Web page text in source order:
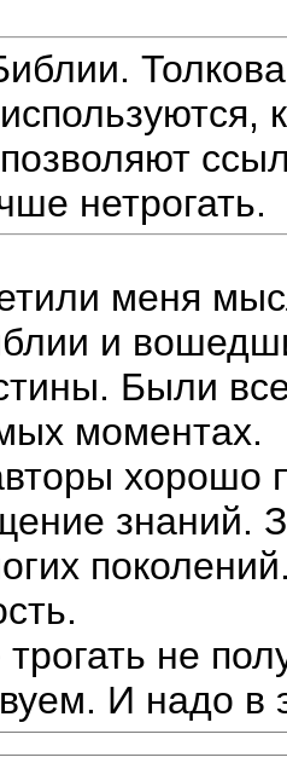
нетрогать.
меня
и
Были
моментах.
хорошо
знаний.
не
И надо в